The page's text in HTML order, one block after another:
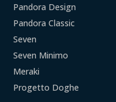
Pandora Design
Pandora Classic
Seven
Seven Minimo
Meraki
Progetto Doghe